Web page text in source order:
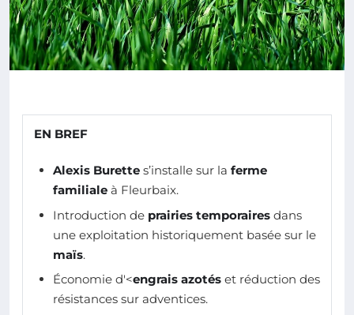
EN BREF
Alexis Burette s’installe sur la ferme
familiale à Fleurbaix.
Introduction de prairies temporaires dans
une exploitation historiquement basée sur le
maïs.
Économie d'<engrais azotés et réduction des
résistances sur adventices.